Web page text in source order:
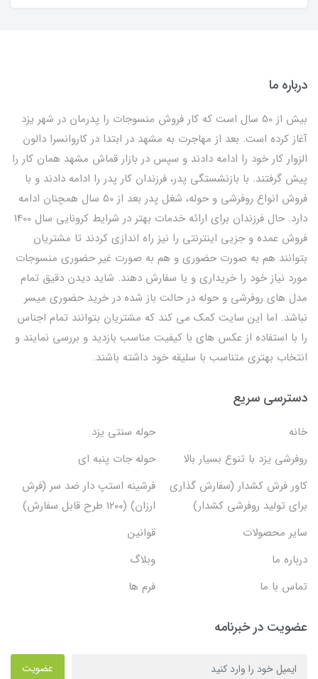
درباره ما
بیش از 50 سال است که کار فروش منسوجات را پدرمان در شهر یزد
آغاز کرده است. بعد از مهاجرت به مشهد در ابتدا در کاروانسرا دالون
الزوار کار خود را ادامه دادند و سپس در بازار قماش مشهد همان کار را
پیش گرفتند. با بازنشستگی پدر، فرزندان کار پدر را ادامه دادند و با
فروش انواع روفرشی و حوله، شغل پدر بعد از 50 سال همچنان ادامه
دارد. حال فرزندان برای ارائه خدمات بهتر در شرایط کرونایی سال 1400
فروش عمده و جزیی اینترنتی را نیز راه اندازی کردند تا مشتریان
بتوانند هم به صورت حضوری و هم به صورت غیر حضوری منسوجات
مورد نیاز خود را خریداری و یا سفارش دهند. شاید دیدن دقیق تمام
مدل های روفرشی و حوله در حالت باز شده در خرید حضوری میسر
نباشد. اما این سایت کمک می کند که مشتریان بتوانند تمام اجناس
را با استفاده از عکس های با کیفیت مناسب بازدید و بررسی نمایند و
انتخاب بهتری متناسب با سلیقه خود داشته باشند.
دسترسی سریع
خانه
حوله سنتی یزد
روفرشی یزد با تنوع بسیار بالا
حوله جات پنبه ای
کاور فرش کشدار (سفارش گذاری
برای تولید روفرشی کشدار)
فرشینه استپ دار ضد سر (فرش
ارزان) (۱۲۰۰ طرح قابل سفارش)
سایر محصولات
قوانین
درباره ما
وبلاگ
تماس با ما
فرم ها
عضویت در خبرنامه
عضویت